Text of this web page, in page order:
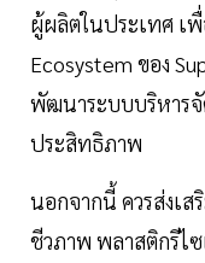
ผู้ผลิตในประเทศ เพื่
Ecosystem ของ
พัฒนาระบบบริหาร
ประสิทธิภาพ
นอกจากนี้ ควรส่งเ
ชีวภาพ พลาสติกรีไ